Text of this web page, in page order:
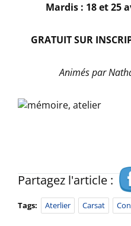
Mardis : 18 et 25
GRATUIT SUR
Animés par
Partagez l'article :
Tags: Aterlier Carsat